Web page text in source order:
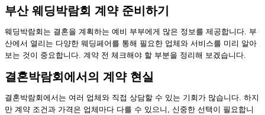
부산 웨딩박람회 계약 준비하기
웨딩박람회는 결혼을 계획하는 예비 부부에게 많은 정보를 제공합니다. 부
산에서 열리는 다양한 웨딩페어를 통해 필요한 업체와 서비스를 미리 알아
보는 것이 중요합니다. 계약 전 체크해야 할 부분을 정리해 보겠습니다.
결혼박람회에서의 계약 현실
결혼박람회에서는 여러 업체와 직접 상담할 수 있는 기회가 많습니다. 하지
만 계약 조건과 가격은 업체마다 다를 수 있으니, 신중한 선택이 필요합니